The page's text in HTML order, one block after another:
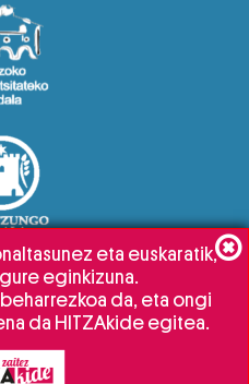
eta euskaratik,
eginkizuna.
da, eta ongi
da HITZAkide egitea.